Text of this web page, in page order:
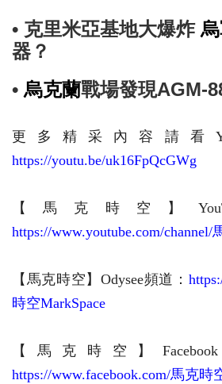
• 克里米亞基地大爆炸
器？
• 烏克蘭戰場發現AGM-
更多精采內容請看
https://youtu.be/uk16FpQcGWg
【馬克時空】
https://www.youtube.com/channel/
【馬克時空】Odysee頻道：
時空MarkSpace
【馬克時空】
https://www.facebook.com/馬克時